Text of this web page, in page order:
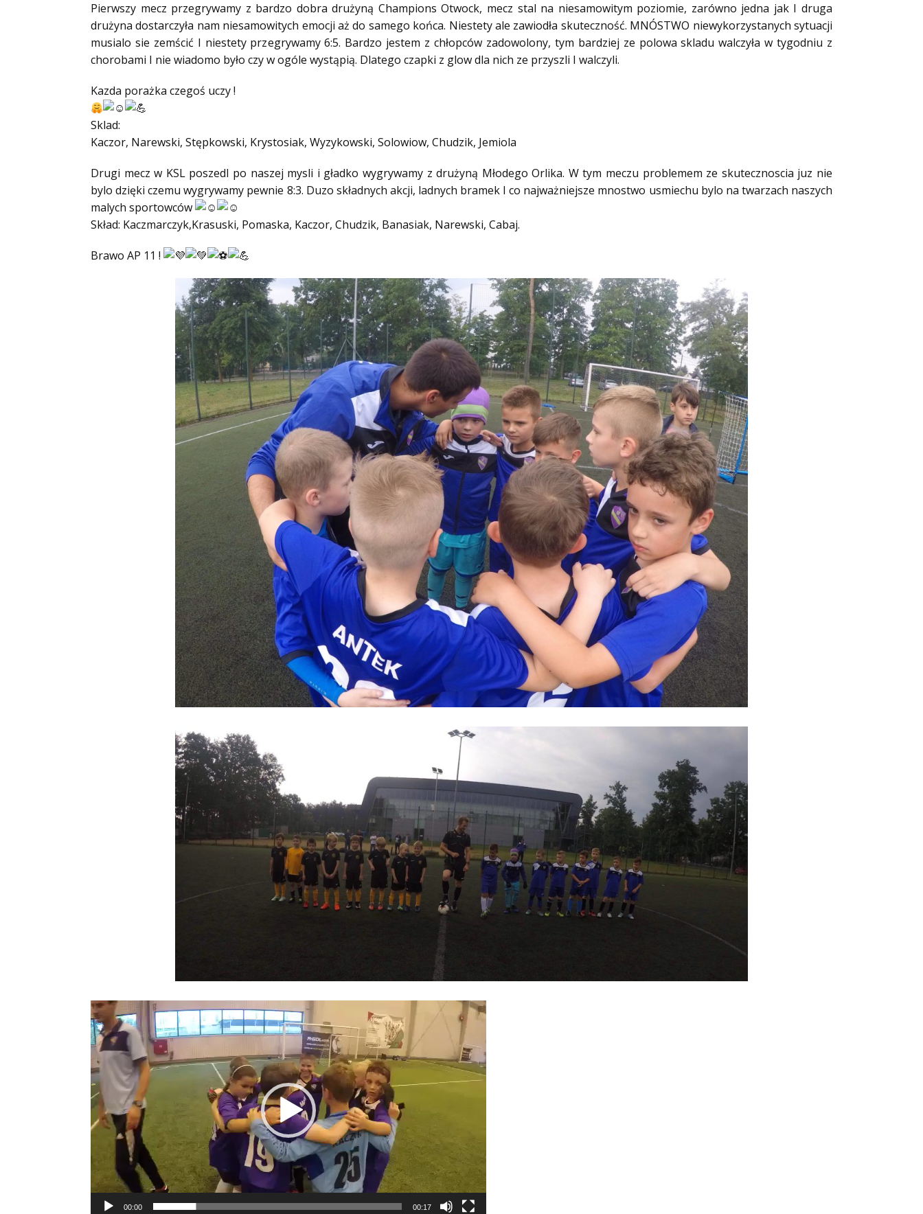
Pierwszy mecz przegrywamy z bardzo dobra drużyną Champions Otwock, mecz stal na niesamowitym poziomie, zarówno jedna jak I druga
drużyna dostarczyła nam niesamowitych emocji aż do samego końca. Niestety ale zawiodła skuteczność. MNÓSTWO niewykorzystanych sytuacji
musialo sie zemścić I niestety przegrywamy 6:5. Bardzo jestem z chłopców zadowolony, tym bardziej ze polowa skladu walczyła w tygodniu z
chorobami I nie wiadomo było czy w ogóle wystąpią. Dlatego czapki z glow dla nich ze przyszli I walczyli.
Kazda porażka czegoś uczy !
Sklad:
Kaczor, Narewski, Stępkowski, Krystosiak, Wyzykowski, Solowiow, Chudzik, Jemiola
Drugi mecz w KSL poszedl po naszej mysli i gładko wygrywamy z drużyną Młodego Orlika. W tym meczu problemem ze skutecznoscia juz nie
bylo dzięki czemu wygrywamy pewnie 8:3. Duzo składnych akcji, ladnych bramek I co najważniejsze mnostwo usmiechu bylo na twarzach naszych
malych sportowców
Skład: Kaczmarczyk,Krasuski, Pomaska, Kaczor, Chudzik, Banasiak, Narewski, Cabaj.
Brawo AP 11 !
Odtwarzacz
video
00:00 00:17